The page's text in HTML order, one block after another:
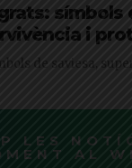
símbols
i
de saviesa,
LES
AL